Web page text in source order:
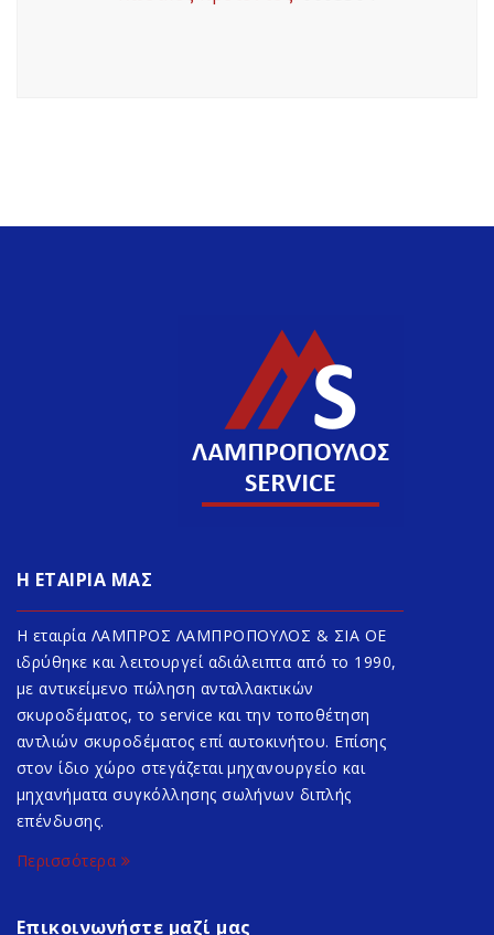
Η ΕΤΑΙΡΙΑ ΜΑΣ
Η εταιρία ΛΑΜΠΡΟΣ ΛΑΜΠΡΟΠΟΥΛΟΣ & ΣΙΑ ΟΕ
ιδρύθηκε και λειτουργεί αδιάλειπτα από το 1990,
με αντικείμενο πώληση ανταλλακτικών
σκυροδέματος, το service και την τοποθέτηση
αντλιών σκυροδέματος επί αυτοκινήτου. Επίσης
στον ίδιο χώρο στεγάζεται μηχανουργείο και
μηχανήματα συγκόλλησης σωλήνων διπλής
επένδυσης.
Περισσότερα
Επικοινωνήστε μαζί μας